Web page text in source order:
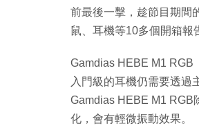
前最後一擊，趁節目期間
鼠、耳機等10多個開箱報
Gamdias HEBE M1 RGB
入門級的耳機仍需要透過
Gamdias HEBE M1 RGB
化，會有輕微振動效果。